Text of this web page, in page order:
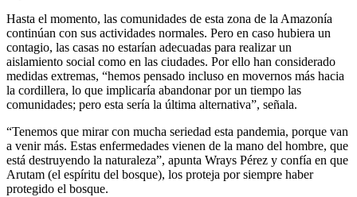
Hasta el momento, las comunidades de esta zona de la Amazonía
continúan con sus actividades normales. Pero en caso hubiera un
contagio, las casas no estarían adecuadas para realizar un
aislamiento social como en las ciudades. Por ello han considerado
medidas extremas, “hemos pensado incluso en movernos más hacia
la cordillera, lo que implicaría abandonar por un tiempo las
comunidades; pero esta sería la última alternativa”, señala.
“Tenemos que mirar con mucha seriedad esta pandemia, porque van
a venir más. Estas enfermedades vienen de la mano del hombre, que
está destruyendo la naturaleza”, apunta Wrays Pérez y confía en que
Arutam (el espíritu del bosque), los proteja por siempre haber
protegido el bosque.